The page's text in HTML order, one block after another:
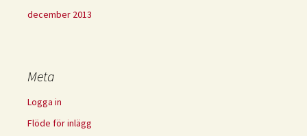
december 2013
Meta
Logga in
Flöde för inlägg